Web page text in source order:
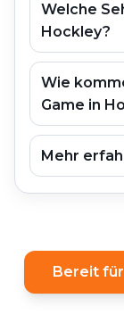
Welche
Hockley?
Wie
Game in
Mehr
Bereit